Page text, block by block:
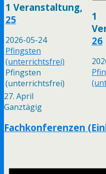
1 Veranstaltung,
25
2026-05-24
Pfingsten
(unterrichtsfrei)
Pfingsten
(unterrichtsfrei)
1
26
27. April
Ganztägig
Fachkonferenzen